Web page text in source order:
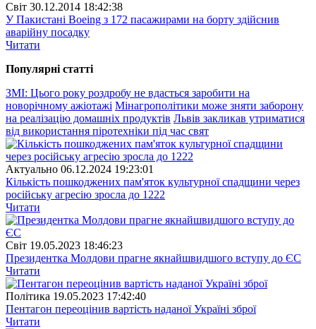
Свiт 30.12.2014 18:42:38
У Пакистані Boeing з 172 пасажирами на борту здійснив
аварійну посадку
Читати
Популярнi статтi
ЗМІ: Цього року роздробу не вдасться заробити на
новорічному ажіотажі Мінагрополітики може зняти заборону
на реалізацію домашніх продуктів Львів закликав утриматися
від використання піротехніки під час свят
Актуально 06.12.2024 19:23:01
Кількість пошкоджених пам'яток культурної спадщини через
російську агресію зросла до 1222
Читати
Свiт 19.05.2023 18:46:23
Президентка Молдови прагне якнайшвидшого вступу до ЄС
Читати
Полiтика 19.05.2023 17:42:40
Пентагон переоцінив вартість наданої Україні зброї
Читати